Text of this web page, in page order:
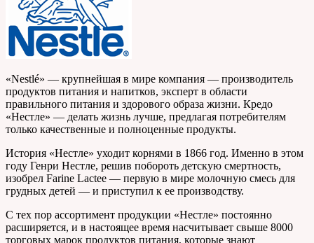
«Nestlé» — крупнейшая в мире компания — производитель
продуктов питания и напитков, эксперт в области
правильного питания и здорового образа жизни. Кредо
«Нестле» — делать жизнь лучше, предлагая потребителям
только качественные и полноценные продукты.
История «Нестле» уходит корнями в 1866 год. Именно в этом
году Генри Нестле, решив побороть детскую смертность,
изобрел Farine Lactee — первую в мире молочную смесь для
грудных детей — и приступил к ее производству.
С тех пор ассортимент продукции «Нестле» постоянно
расширяется, и в настоящее время насчитывает свыше 8000
торговых марок продуктов питания, которые знают